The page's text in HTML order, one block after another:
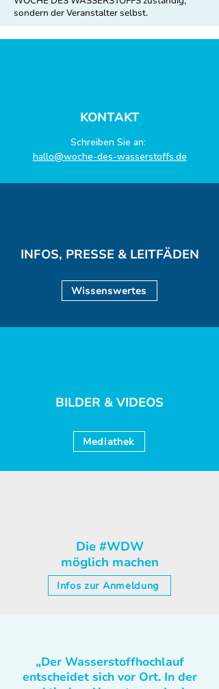
sondern der Veranstalter selbst.
KONTAKT
Schreiben Sie an:
hallo@woche-des-wasserstoffs.de
INFOS, PRESSE & LEITFÄDEN
Wissenswertes
BILDER & VIDEOS
Mediathek
Die #WDW
möglich machen
Infos zur Anmeldung
„Der Wasserstoffhochlauf
entscheidet sich vor Ort. In der